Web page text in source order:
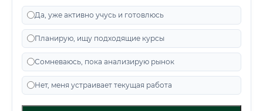
Да, уже активно учусь и готовлюсь
Планирую, ищу подходящие курсы
Сомневаюсь, пока анализирую рынок
Нет, меня устраивает текущая работа